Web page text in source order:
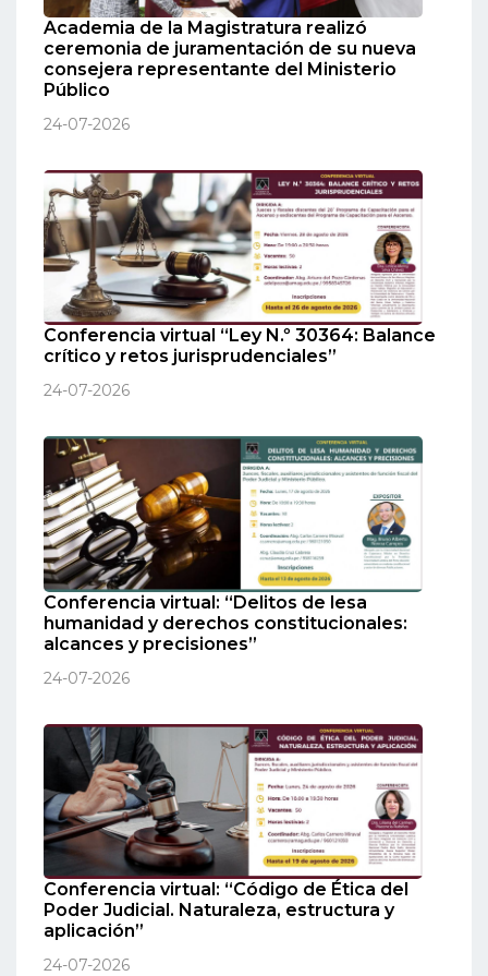
Academia de la Magistratura realizó
ceremonia de juramentación de su nueva
consejera representante del Ministerio
Público
24-07-2026
Conferencia virtual “Ley N.º 30364: Balance
crítico y retos jurisprudenciales”
24-07-2026
Conferencia virtual: “Delitos de lesa
humanidad y derechos constitucionales:
alcances y precisiones”
24-07-2026
Conferencia virtual: “Código de Ética del
Poder Judicial. Naturaleza, estructura y
aplicación”
24-07-2026